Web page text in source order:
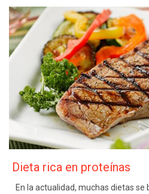
Dieta rica en proteínas
En la actualidad, muchas dietas se